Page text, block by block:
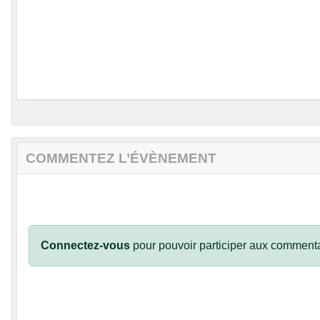
COMMENTEZ L’ÉVÈNEMENT
Connectez-vous pour pouvoir participer aux